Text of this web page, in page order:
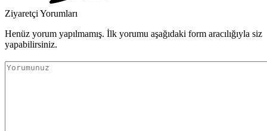
Ziyaretçi Yorumları
Henüz yorum yapılmamış. İlk yorumu aşağıdaki form aracılığıyla siz
yapabilirsiniz.